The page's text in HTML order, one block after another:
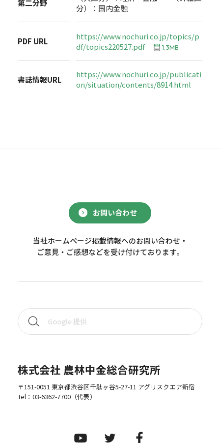
第二分野
分）：国内金融
PDF URL
https://www.nochuri.co.jp/topics/p
df/topics220527.pdf
1.3MB
書誌情報URL
https://www.nochuri.co.jp/publicati
on/situation/contents/8914.html
お問い合わせ
当社ホームページ掲載情報へのお問い合わせ・
ご意見・ご感想などを受け付けております。
株式会社 農林中金総合研究所
〒151-0051 東京都渋谷区千駄ヶ谷5-27-11 アグリスクエア新宿
Tel： 03-6362-7700（代表）